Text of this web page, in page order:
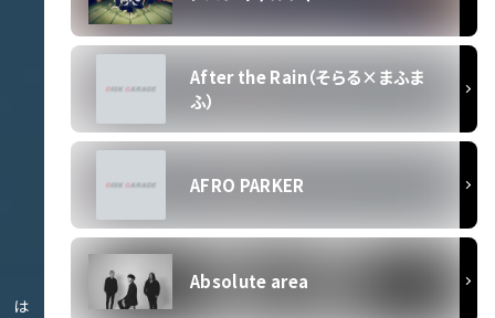
は
After the Rain（そらる×まふま
ふ）
AFRO PARKER
Absolute area